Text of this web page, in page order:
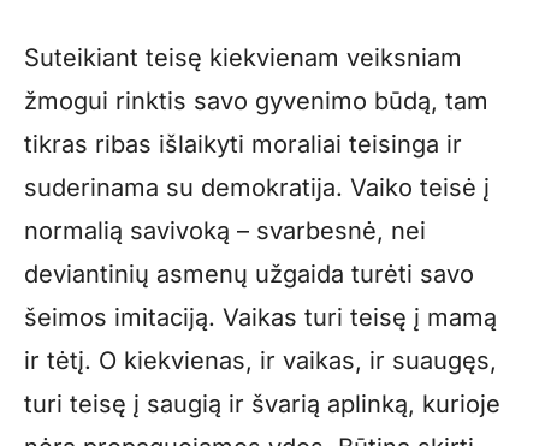
Suteikiant teisę kiekvienam veiksniam
žmogui rinktis savo gyvenimo būdą, tam
tikras ribas išlaikyti moraliai teisinga ir
suderinama su demokratija. Vaiko teisė į
normalią savivoką – svarbesnė, nei
deviantinių asmenų užgaida turėti savo
šeimos imitaciją. Vaikas turi teisę į mamą
ir tėtį. O kiekvienas, ir vaikas, ir suaugęs,
turi teisę į saugią ir švarią aplinką, kurioje